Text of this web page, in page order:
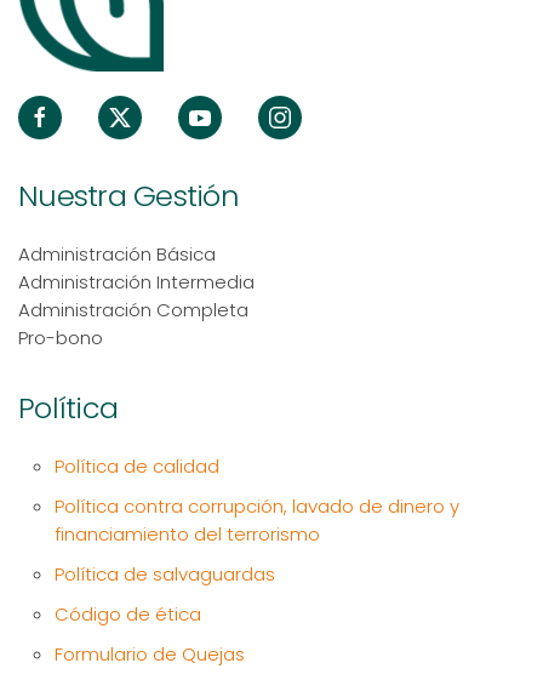
Nuestra Gestión
Administración Básica
Administración Intermedia
Administración Completa
Pro-bono
Política
Política de calidad
Política contra corrupción, lavado de dinero y
financiamiento del terrorismo
Política de salvaguardas
Código de ética
Formulario de Quejas